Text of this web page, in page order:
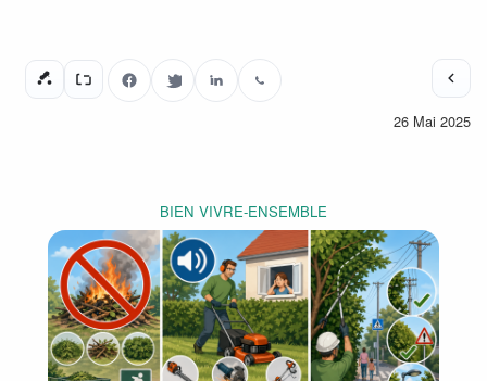
FacebookTwitterLinkedInWhatsApp
26 Mai 2025
BIEN VIVRE-ENSEMBLE